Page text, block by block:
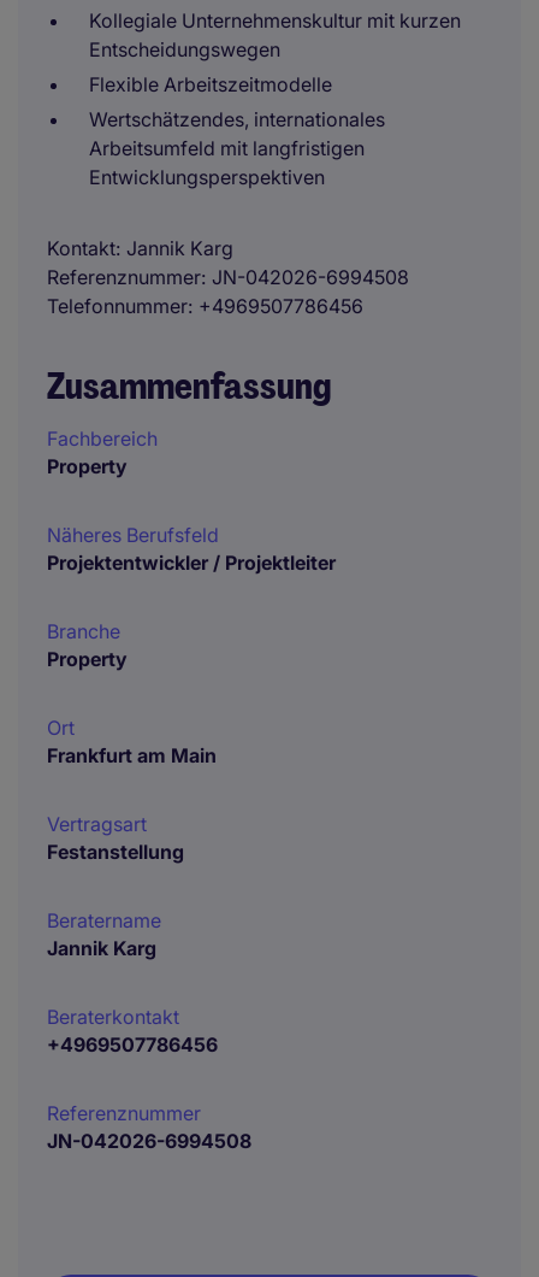
Kollegiale Unternehmenskultur mit kurzen
Entscheidungswegen
Flexible Arbeitszeitmodelle
Wertschätzendes, internationales
Arbeitsumfeld mit langfristigen
Entwicklungsperspektiven
Kontakt Jannik Karg
Referenznummer JN-042026-6994508
Telefonnummer +4969507786456
Zusammenfassung
Fachbereich
Property
Näheres Berufsfeld
Projektentwickler / Projektleiter
Branche
Property
Ort
Frankfurt am Main
Vertragsart
Festanstellung
Beratername
Jannik Karg
Beraterkontakt
+4969507786456
Referenznummer
JN-042026-6994508